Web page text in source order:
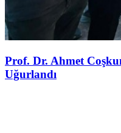
Prof. Dr. Ahmet
Uğurlandı